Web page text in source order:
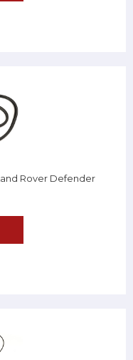
Rover Defender